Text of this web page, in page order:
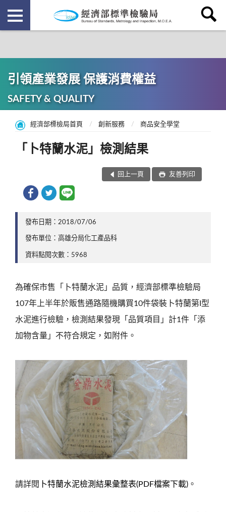
引領產業發展 保護消費權益
SAFETY & QUALITY
經濟部標檢局首頁 創新服務 商品安全學堂
「卜特蘭水泥」檢測結果
回上一頁 友善列印
發布日期：2018/07/06
發布單位：高雄分局化工產品科
資料點閱次數：5968
為確保市售「卜特蘭水泥」品質，經濟部標準檢驗局
107年上半年於販售通路隨機購買10件袋裝卜特蘭第I型
水泥進行檢驗，檢測結果發現「品質項目」計1件「添
加物含量」不符合規定，如附件。
請詳閱 卜特蘭水泥檢測結果彙整表(PDF檔案下載) 。